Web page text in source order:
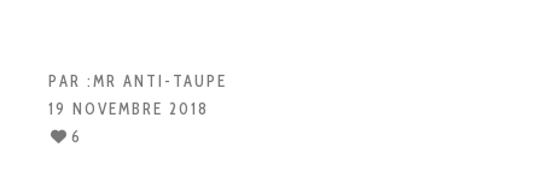
PAR :MR ANTI-TAUPE
19 NOVEMBRE 2018
6